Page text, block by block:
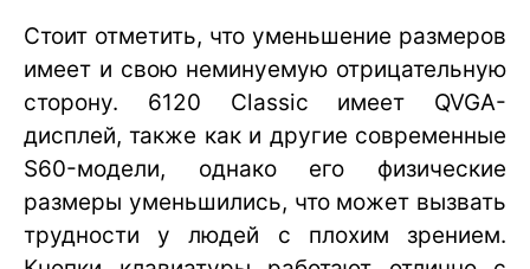
Стоит отметить, что уменьшение размеров
имеет и свою неминуемую отрицательную
сторону. 6120 Classic имеет QVGA-
дисплей, также как и другие современные
S60-модели, однако его физические
размеры уменьшились, что может вызвать
трудности у людей с плохим зрением.